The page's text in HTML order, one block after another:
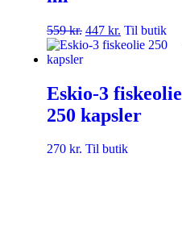
559kr. 447 kr. Til butik
Eskio-3 fiskeolie
250 kapsler
270 kr. Til butik